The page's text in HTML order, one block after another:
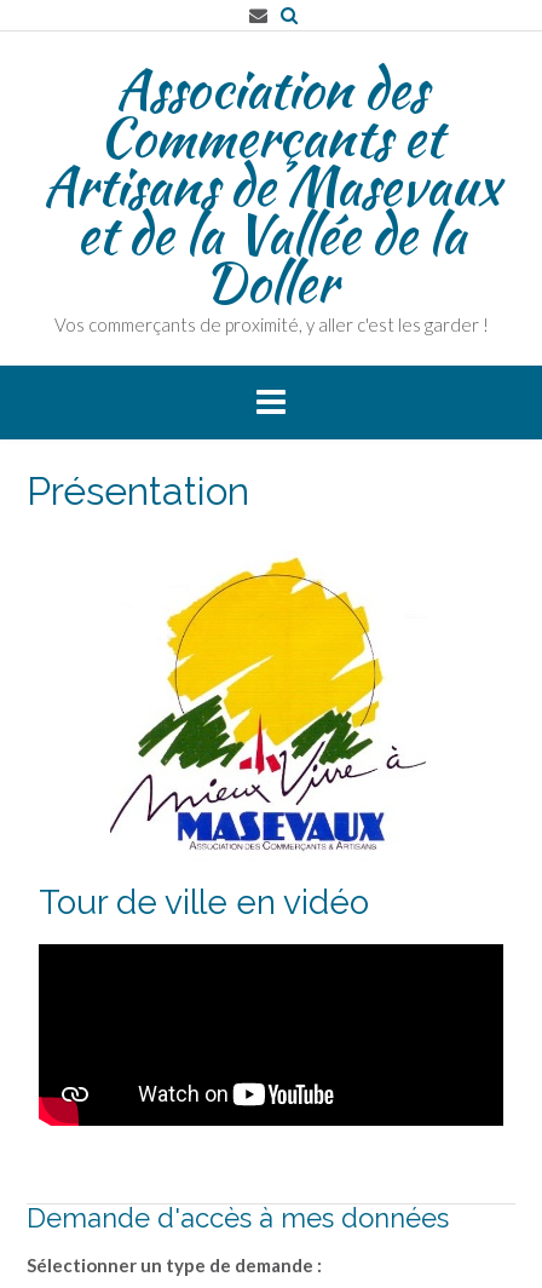
Association des
Commerçants et
Artisans de Masevaux
et de la Vallée de la
Doller
Vos commerçants de proximité, y aller c'est les garder !
Présentation
Tour de ville en vidéo
Demande d'accès à mes données
Sélectionner un type de demande :